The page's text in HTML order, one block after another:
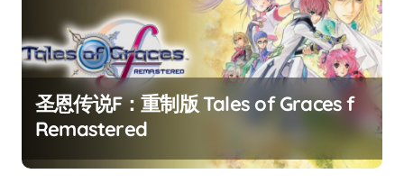
圣恩传说F：重制版 Tales of Graces f
Remastered